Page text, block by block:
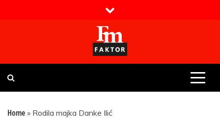
Faktor magazin
Uvijek presudan
Home » Rodila majka Danke Ilić